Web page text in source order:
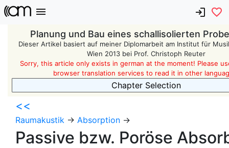
Planung und Bau eines schallisolierten
Dieser Artikel basiert auf meiner Diplomarbeit am Institut für
Wien 2013 bei Prof. Christoph Reuter
Sorry, this article only exists in german at the moment! Please
browser translation services to read it in other
Chapter Selection
<<
Raumakustik -> Absorption ->
Passive bzw. Poröse